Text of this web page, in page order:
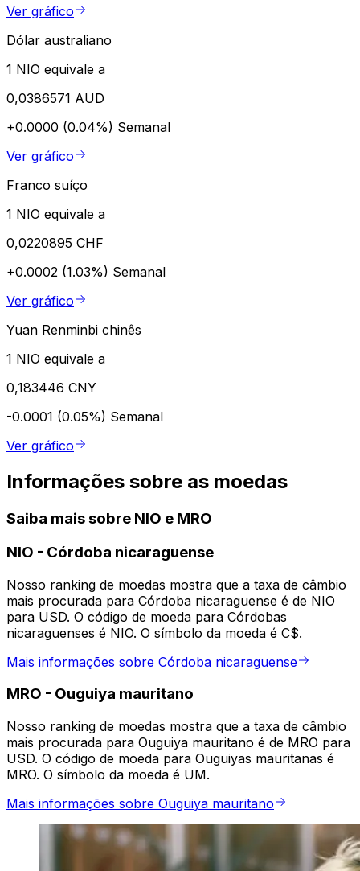
Ver gráfico
Dólar australiano
1 NIO equivale a
0,0386571 AUD
+0.0000 (0.04%) Semanal
Ver gráfico
Franco suíço
1 NIO equivale a
0,0220895 CHF
+0.0002 (1.03%) Semanal
Ver gráfico
Yuan Renminbi chinês
1 NIO equivale a
0,183446 CNY
-0.0001 (0.05%) Semanal
Ver gráfico
Informações sobre as moedas
Saiba mais sobre NIO e MRO
NIO - Córdoba nicaraguense
Nosso ranking de moedas mostra que a taxa de câmbio
mais procurada para Córdoba nicaraguense é de NIO
para USD. O código de moeda para Córdobas
nicaraguenses é NIO. O símbolo da moeda é C$.
Mais informações sobre Córdoba nicaraguense
MRO - Ouguiya mauritano
Nosso ranking de moedas mostra que a taxa de câmbio
mais procurada para Ouguiya mauritano é de MRO para
USD. O código de moeda para Ouguiyas mauritanas é
MRO. O símbolo da moeda é UM.
Mais informações sobre Ouguiya mauritano